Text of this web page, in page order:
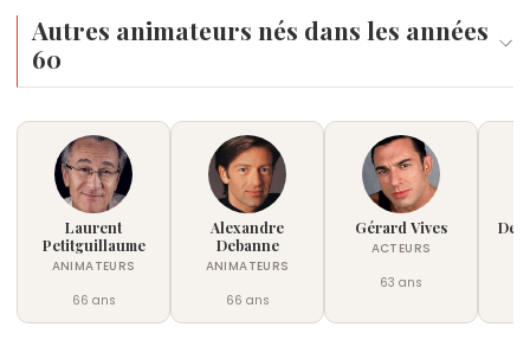
Autres animateurs nés dans les années
60
Laurent
Petitguillaume
ANIMATEURS
66 ans
Alexandre
Debanne
ANIMATEURS
66 ans
Gérard Vives
ACTEURS
63 ans